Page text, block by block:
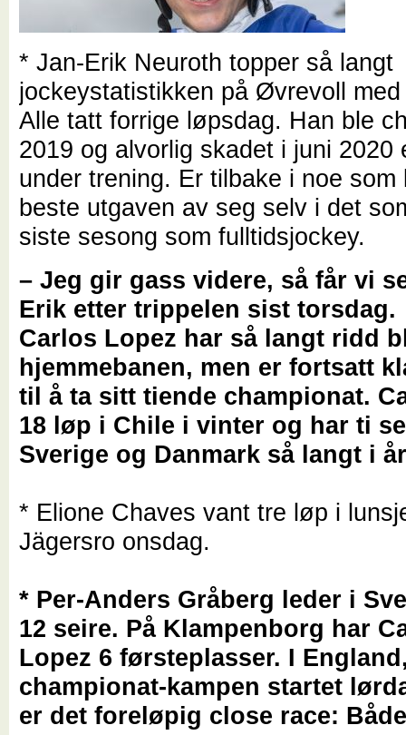
* Jan-Erik Neuroth topper så langt
jockeystatistikken på Øvrevoll
Alle tatt forrige løpsdag. Han ble
2019 og alvorlig skadet i juni 2020
under trening. Er tilbake i noe som
beste utgaven av seg selv i det
siste sesong som fulltidsjockey.
– Jeg gir gass videre, så får vi
Erik etter trippelen sist torsdag.
Carlos Lopez har så langt ridd
hjemmebanen, men er fortsatt
til å ta sitt tiende championat.
18 løp i Chile i vinter og har ti
Sverige og Danmark så langt i
* Elione Chaves vant tre løp i
Jägersro onsdag.
* Per-Anders Gråberg leder i
12 seire. På Klampenborg har
Lopez 6 førsteplasser. I
championat-kampen startet
er det foreløpig close race: